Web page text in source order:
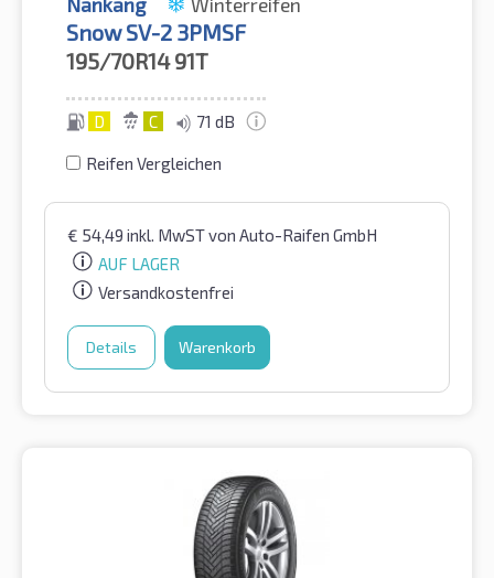
Snow SV-2 3PMSF
195/70R14 91T
D C 71 dB
Reifen Vergleichen
€ 54,49 inkl. MwSTvon Auto-Raifen GmbH
AUF LAGER
Versandkostenfrei
Details Warenkorb